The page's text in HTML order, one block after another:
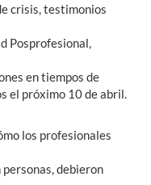
crisis, testimonios
Posprofesional,
en tiempos de
el próximo 10 de abril.
los profesionales
debieron